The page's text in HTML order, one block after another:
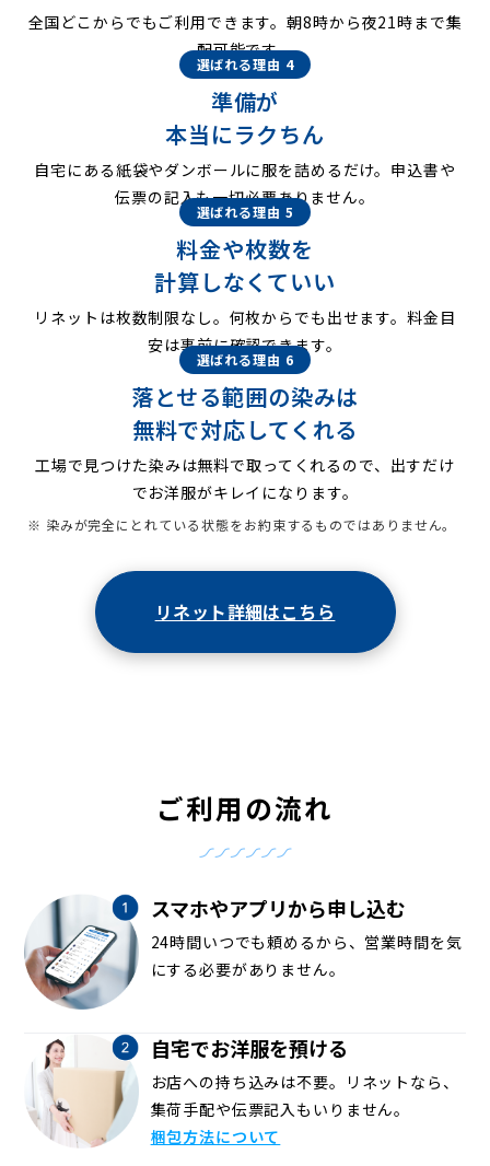
全国どこからでもご利用できます。朝8時から夜21時まで集
配可能です。
選ばれる理由 4
準備が
本当にラクちん
自宅にある紙袋やダンボールに服を詰めるだけ。申込書や
伝票の記入も一切必要ありません。
選ばれる理由 5
料金や枚数を
計算しなくていい
リネットは枚数制限なし。何枚からでも出せます。料金目
安は事前に確認できます。
選ばれる理由 6
落とせる範囲の染みは
無料で対応してくれる
工場で見つけた染みは無料で取ってくれるので、出すだけ
でお洋服がキレイになります。
※ 染みが完全にとれている状態をお約束するものではありません。
リネット詳細はこちら
ご利用の流れ
スマホやアプリから申し込む
24時間いつでも頼めるから、営業時間を気
にする必要がありません。
自宅でお洋服を預ける
お店への持ち込みは不要。リネットなら、
集荷手配や伝票記入もいりません。
梱包方法について